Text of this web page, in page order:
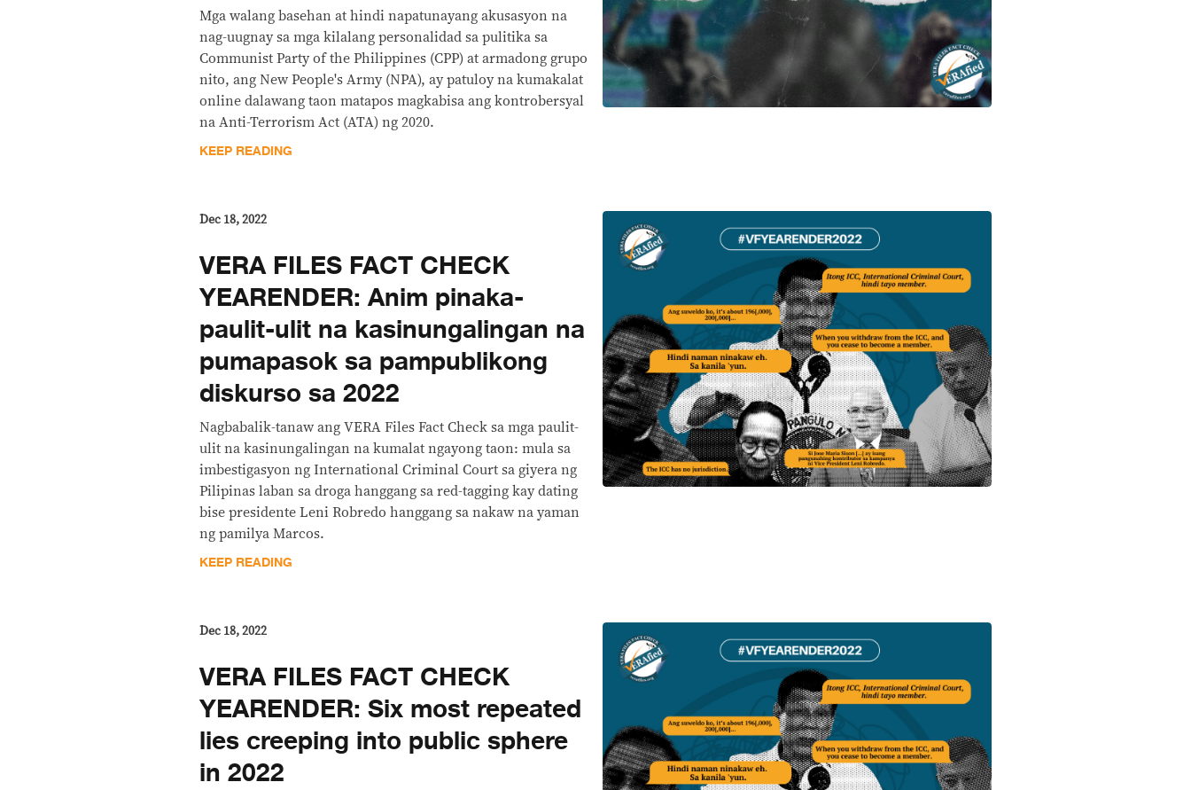
Mga walang basehan at hindi napatunayang akusasyon na
nag-uugnay sa mga kilalang personalidad sa pulitika sa
Communist Party of the Philippines (CPP) at armadong grupo
nito, ang New People's Army (NPA), ay patuloy na kumakalat
online dalawang taon matapos magkabisa ang kontrobersyal
na Anti-Terrorism Act (ATA) ng 2020.
KEEP READING
Dec 18, 2022
VERA FILES FACT CHECK
YEARENDER: Anim pinaka-
paulit-ulit na kasinungalingan na
pumapasok sa pampublikong
diskurso sa 2022
Nagbabalik-tanaw ang VERA Files Fact Check sa mga paulit-
ulit na kasinungalingan na kumalat ngayong taon: mula sa
imbestigasyon ng International Criminal Court sa giyera ng
Pilipinas laban sa droga hanggang sa red-tagging kay dating
bise presidente Leni Robredo hanggang sa nakaw na yaman
ng pamilya Marcos.
KEEP READING
Dec 18, 2022
VERA FILES FACT CHECK
YEARENDER: Six most repeated
lies creeping into public sphere
in 2022